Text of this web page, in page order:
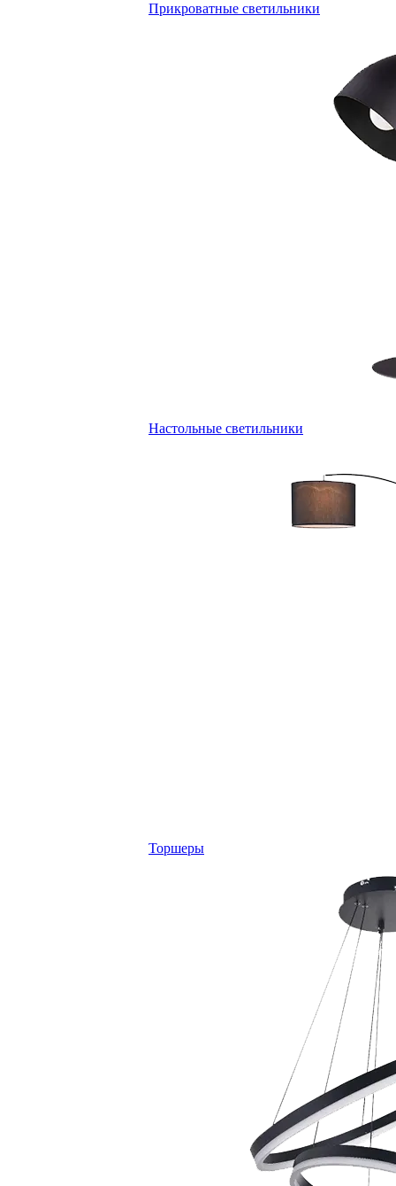
Прикроватные светильники
Настольные светильники
Торшеры